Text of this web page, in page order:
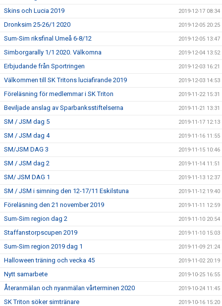
Skins och Lucia 2019 2019-12-17 08:34
Dronksim 25-26/1 2020 2019-12-05 20:25
Sum-Sim riksfinal Umeå 6-8/12 2019-12-05 13:47
Simborgarally 1/1 2020. Välkomna 2019-12-04 13:52
Erbjudande från Sportringen 2019-12-03 16:21
Välkommen till SK Tritons luciafirande 2019 2019-12-03 14:53
Föreläsning för medlemmar i SK Triton 2019-11-22 15:31
Beviljade anslag av Sparbanksstiftelserna 2019-11-21 13:31
SM / JSM dag 5 2019-11-17 12:13
SM / JSM dag 4 2019-11-16 11:55
SM/JSM DAG 3 2019-11-15 10:46
SM / JSM dag 2 2019-11-14 11:51
SM/ JSM DAG 1 2019-11-13 12:37
SM / JSM i simning den 12-17/11 Eskilstuna 2019-11-12 19:40
Föreläsning den 21 november 2019 2019-11-11 12:59
Sum-Sim region dag 2 2019-11-10 20:54
Staffanstorpscupen 2019 2019-11-10 15:03
Sum-Sim region 2019 dag 1 2019-11-09 21:24
Halloween träning och vecka 45 2019-11-02 20:19
Nytt samarbete 2019-10-25 16:55
Återanmälan och nyanmälan vårterminen 2020 2019-10-24 11:45
SK Triton söker simtränare 2019-10-16 15:20